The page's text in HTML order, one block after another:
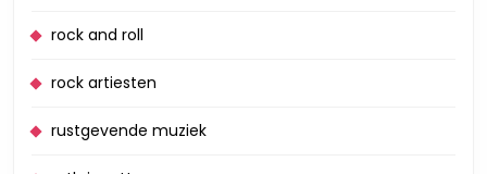
rock and roll
rock artiesten
rustgevende muziek